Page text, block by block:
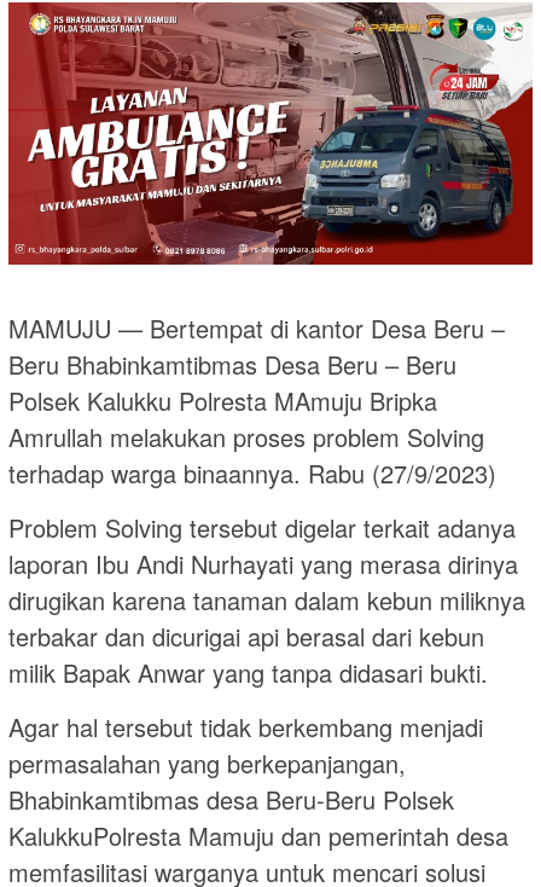
MAMUJU — Bertempat di kantor Desa Beru –
Beru Bhabinkamtibmas Desa Beru – Beru
Polsek Kalukku Polresta MAmuju Bripka
Amrullah melakukan proses problem Solving
terhadap warga binaannya. Rabu (27/9/2023)
Problem Solving tersebut digelar terkait adanya
laporan Ibu Andi Nurhayati yang merasa dirinya
dirugikan karena tanaman dalam kebun miliknya
terbakar dan dicurigai api berasal dari kebun
milik Bapak Anwar yang tanpa didasari bukti.
Agar hal tersebut tidak berkembang menjadi
permasalahan yang berkepanjangan,
Bhabinkamtibmas desa Beru-Beru Polsek
KalukkuPolresta Mamuju dan pemerintah desa
memfasilitasi warganya untuk mencari solusi